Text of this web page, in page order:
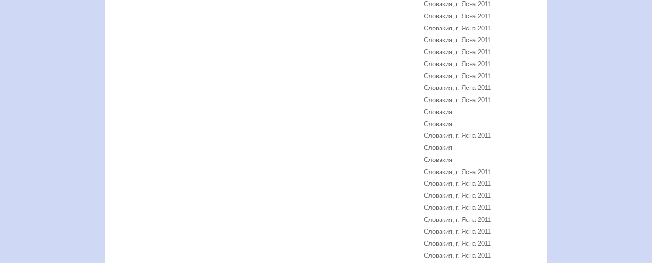
Словакия, г. Ясна 2011
Словакия, г. Ясна 2011
Словакия, г. Ясна 2011
Словакия, г. Ясна 2011
Словакия, г. Ясна 2011
Словакия, г. Ясна 2011
Словакия, г. Ясна 2011
Словакия, г. Ясна 2011
Словакия, г. Ясна 2011
Словакия
Словакия
Словакия, г. Ясна 2011
Словакия
Словакия
Словакия, г. Ясна 2011
Словакия, г. Ясна 2011
Словакия, г. Ясна 2011
Словакия, г. Ясна 2011
Словакия, г. Ясна 2011
Словакия, г. Ясна 2011
Словакия, г. Ясна 2011
Словакия, г. Ясна 2011